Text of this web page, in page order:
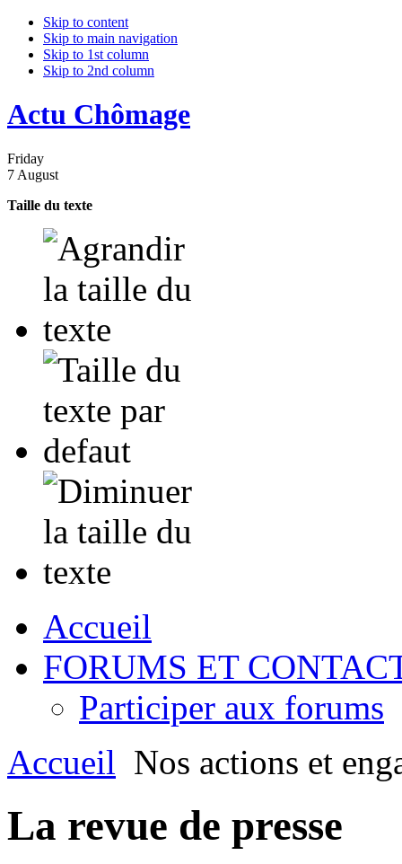
Skip to content
Skip to main navigation
Skip to 1st column
Skip to 2nd column
Actu Chômage
Friday
7 August
Taille du texte
Accueil
FORUMS ET
Participer aux forums
Accueil Nos actions et
La revue de presse